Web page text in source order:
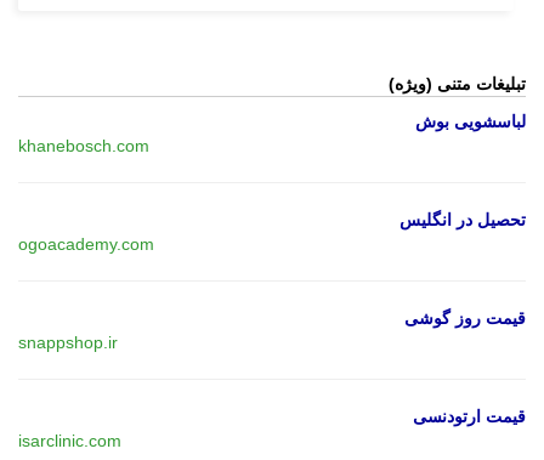
تبلیغات متنی (ویژه)
لباسشویی بوش
khanebosch.com
تحصیل در انگلیس
ogoacademy.com
قیمت روز گوشی
snappshop.ir
قیمت ارتودنسی
isarclinic.com